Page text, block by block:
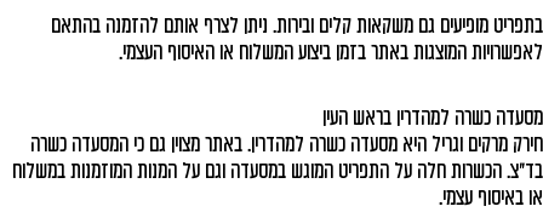
בתפריט מופיעים גם משקאות קלים ובירות. ניתן לצרף אותם להזמנה בהתאם
לאפשרויות המוצגות באתר בזמן ביצוע המשלוח או האיסוף העצמי.
מסעדה כשרה למהדרין בראש העין
חירק מרקים וגריל היא מסעדה כשרה למהדרין. באתר מצוין גם כי המסעדה כשרה
בד״צ. הכשרות חלה על התפריט המוגש במסעדה וגם על המנות המוזמנות במשלוח
או באיסוף עצמי.